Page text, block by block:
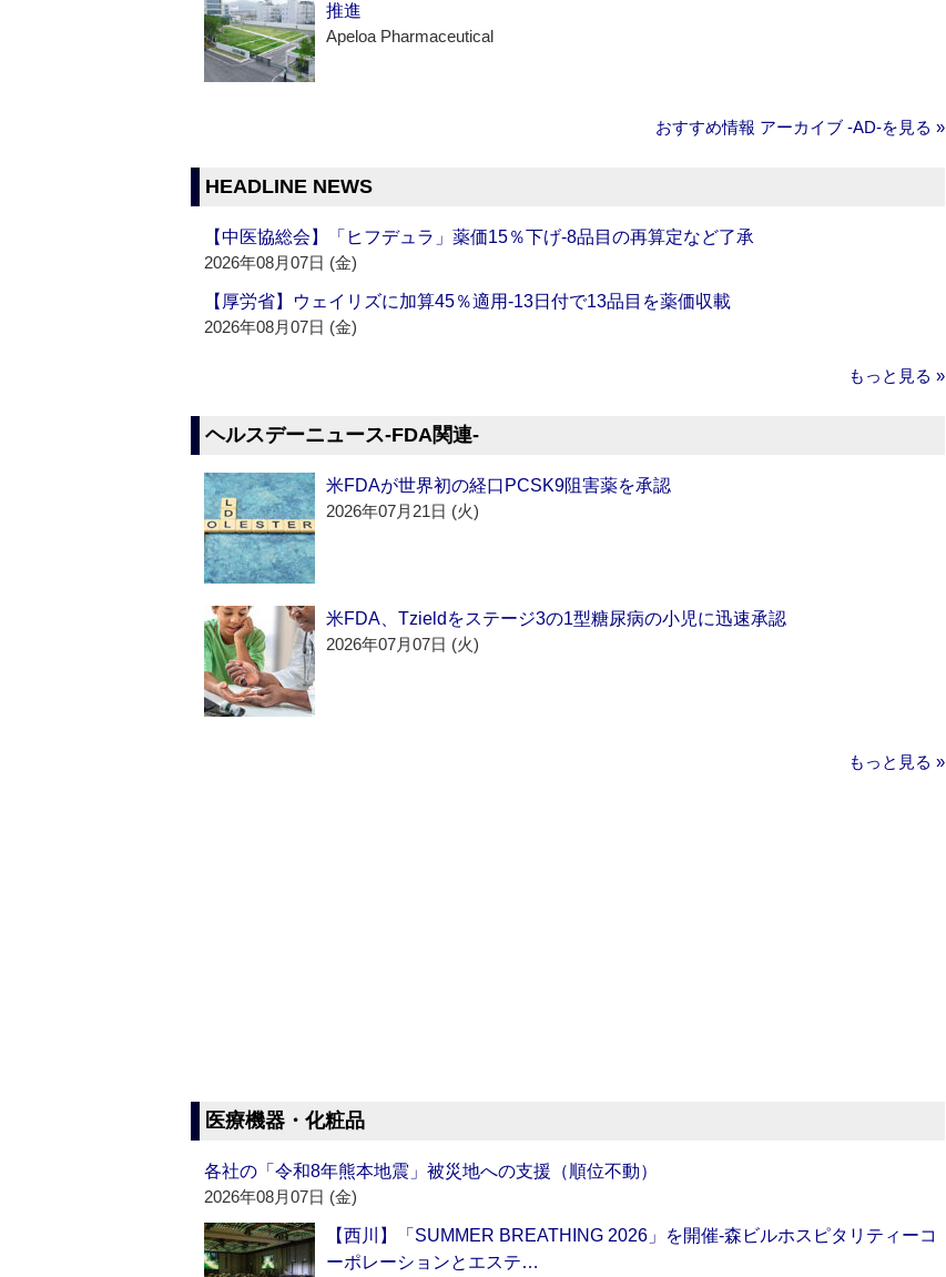
推進
Apeloa Pharmaceutical
おすすめ情報 アーカイブ ‐AD‐を見る »
HEADLINE NEWS
【中医協総会】「ヒフデュラ」薬価15％下げ‐8品目の再算定など了承
2026年08月07日 (金)
【厚労省】ウェイリズに加算45％適用‐13日付で13品目を薬価収載
2026年08月07日 (金)
もっと見る »
ヘルスデーニュース‐FDA関連‐
米FDAが世界初の経口PCSK9阻害薬を承認
2026年07月21日 (火)
米FDA、Tzieldをステージ3の1型糖尿病の小児に迅速承認
2026年07月07日 (火)
もっと見る »
医療機器・化粧品
各社の「令和8年熊本地震」被災地への支援（順位不動）
2026年08月07日 (金)
【西川】「SUMMER BREATHING 2026」を開催‐森ビルホスピタリティーコ
ーポレーションとエステ…